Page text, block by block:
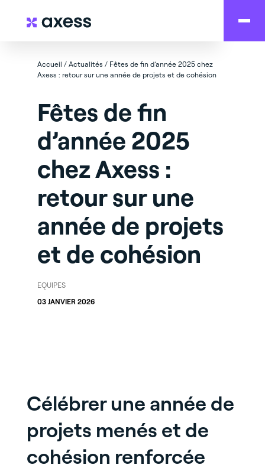
Accueil / Actualités / Fêtes de fin d’année 2025 chez
Axess : retour sur une année de projets et de cohésion
Fêtes de fin
d’année 2025
chez Axess :
retour sur une
année de projets
et de cohésion
EQUIPES
03 JANVIER 2026
Célébrer une année de
projets menés et de
cohésion renforcée